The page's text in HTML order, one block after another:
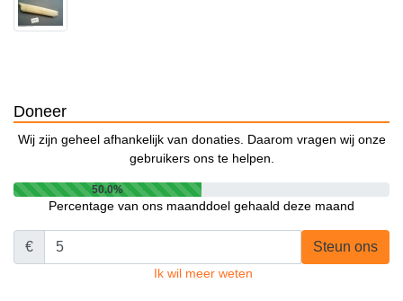
Doneer
Wij zijn geheel afhankelijk van donaties. Daarom vragen wij onze
gebruikers ons te helpen.
50.0%
Percentage van ons maanddoel gehaald deze maand
€ Steun ons
Ik wil meer weten